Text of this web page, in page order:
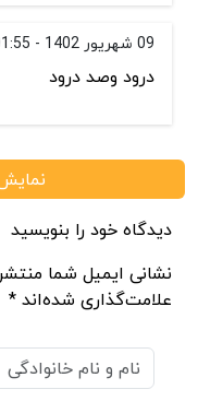
09 شهریور 1402 - 01:55
درود وصد درود
دیدگاه خود را بنویسید
نشانی ایمیل شما
علامت‌گذاری شده‌اند *